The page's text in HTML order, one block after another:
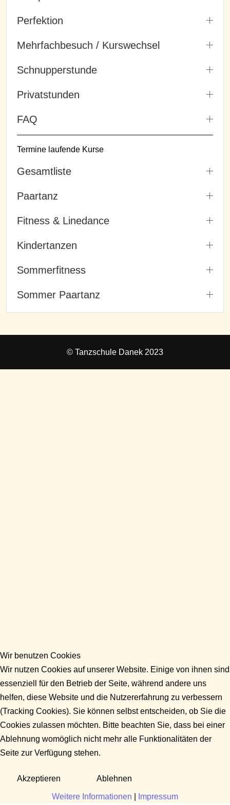
Perfektion
Mehrfachbesuch / Kurswechsel
Schnupperstunde
Privatstunden
FAQ
Termine laufende Kurse
Gesamtliste
Paartanz
Fitness & Linedance
Kindertanzen
Sommerfitness
Sommer Paartanz
© Tanzschule Danek 2023
Wir benutzen Cookies
Wir nutzen Cookies auf unserer Website. Einige von ihnen sind
essenziell für den Betrieb der Seite, während andere uns
helfen, diese Website und die Nutzererfahrung zu verbessern
(Tracking Cookies). Sie können selbst entscheiden, ob Sie die
Cookies zulassen möchten. Bitte beachten Sie, dass bei einer
Ablehnung womöglich nicht mehr alle Funktionalitäten der
Seite zur Verfügung stehen.
Akzeptieren Ablehnen
Weitere Informationen Impressum